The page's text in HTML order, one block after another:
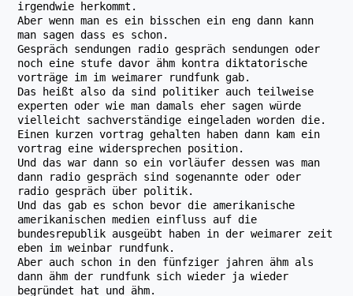
irgendwie herkommt.
Aber wenn man es ein bisschen ein eng dann kann
man sagen dass es schon.
Gespräch sendungen radio gespräch sendungen oder
noch eine stufe davor ähm kontra diktatorische
vorträge im im weimarer rundfunk gab.
Das heißt also da sind politiker auch teilweise
experten oder wie man damals eher sagen würde
vielleicht sachverständige eingeladen worden die.
Einen kurzen vortrag gehalten haben dann kam ein
vortrag eine widersprechen position.
Und das war dann so ein vorläufer dessen was man
dann radio gespräch sind sogenannte oder oder
radio gespräch über politik.
Und das gab es schon bevor die amerikanische
amerikanischen medien einfluss auf die
bundesrepublik ausgeübt haben in der weimarer zeit
eben im weinbar rundfunk.
Aber auch schon in den fünfziger jahren ähm als
dann ähm der rundfunk sich wieder ja wieder
begründet hat und ähm.